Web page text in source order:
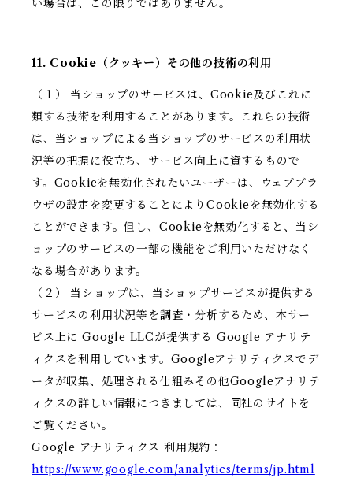
い場合は、この限りではありません。
11. Cookie（クッキー）その他の技術の利用
（１） 当ショップのサービスは、Cookie及びこれに
類する技術を利用することがあります。これらの技術
は、当ショップによる当ショップのサービスの利用状
況等の把握に役立ち、サービス向上に資するもので
す。Cookieを無効化されたいユーザーは、ウェブブラ
ウザの設定を変更することによりCookieを無効化する
ことができます。但し、Cookieを無効化すると、当シ
ョップのサービスの一部の機能をご利用いただけなく
なる場合があります。
（２） 当ショップは、当ショップサービスが提供する
サービスの利用状況等を調査・分析するため、本サー
ビス上に Google LLCが提供する Google アナリテ
ィクスを利用しています。Googleアナリティクスでデ
ータが収集、処理される仕組みその他Googleアナリテ
ィクスの詳しい情報につきましては、同社のサイトを
ご覧ください。
Google アナリティクス 利用規約：
https://www.google.com/analytics/terms/jp.html